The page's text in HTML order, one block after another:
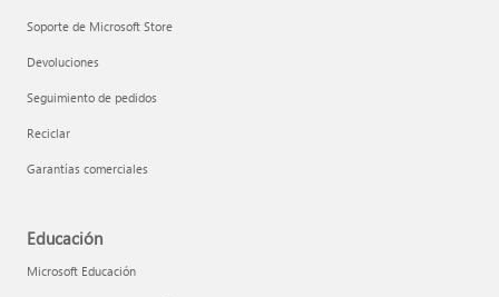
Soporte de Microsoft Store
Devoluciones
Seguimiento de pedidos
Reciclar
Garantías comerciales
Educación
Microsoft Educación